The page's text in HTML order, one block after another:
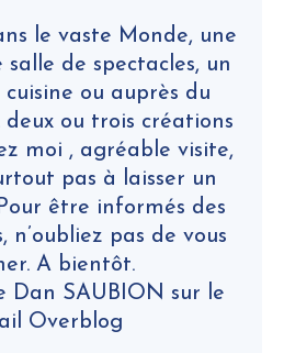
le vaste Monde, une
salle de spectacles, un
ou auprès du
deux ou trois créations
moi , agréable visite,
pas à laisser un
être informés des
n’oubliez pas de vous
A bientôt.
Dan SAUBION sur le
Overblog